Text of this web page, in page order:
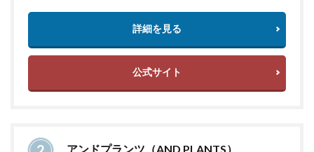
詳細を見る
公式サイト
アンドプランツ（AND PLANTS）